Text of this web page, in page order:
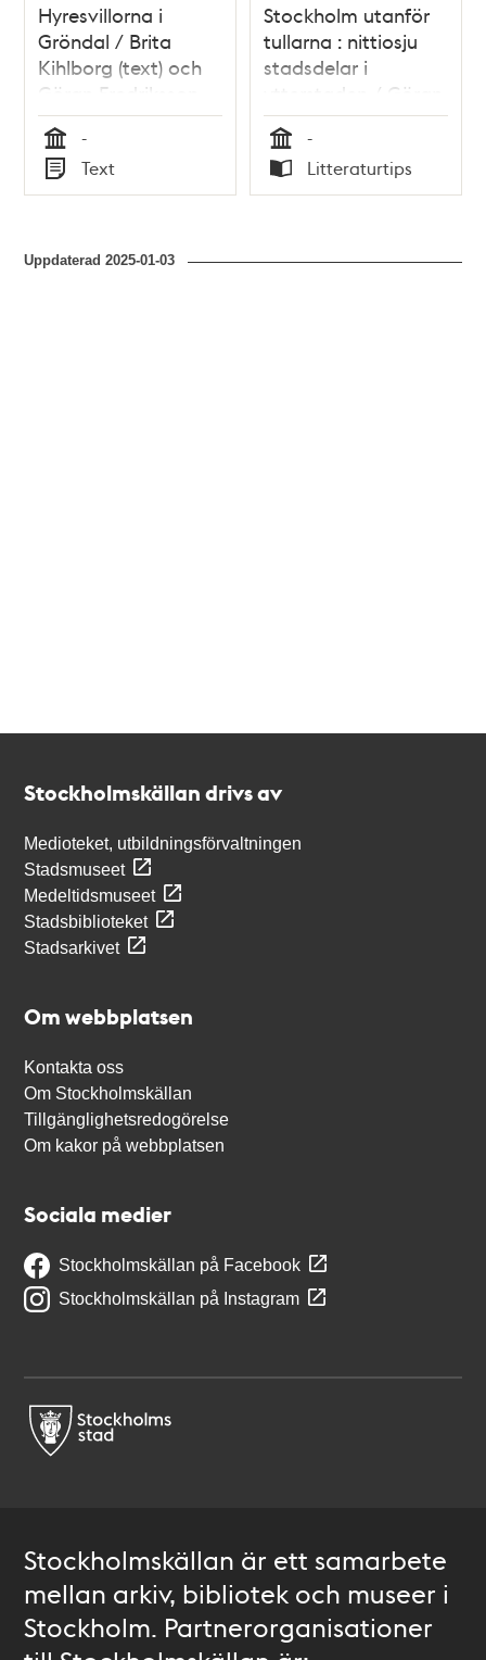
Hyresvillorna i
Gröndal / Brita
Kihlborg (text) och
Göran Fredriksson
(foto)
Tid
-
Typ
Text
Stockholm utanför
tullarna : nittiosju
stadsdelar i
ytterstaden / Göran
Söderström,
redaktör ;
författare: Siv
Bernhardsson m.fl. ;
Tid
-
Typ
Litteraturtips
Uppdaterad2025-01-03
Stockholmskällan drivs av
Medioteket, utbildningsförvaltningen
Stadsmuseet
Medeltidsmuseet
Stadsbiblioteket
Stadsarkivet
Om webbplatsen
Kontakta oss
Om Stockholmskällan
Tillgänglighetsredogörelse
Om kakor på webbplatsen
Sociala medier
Stockholmskällan på Facebook
Stockholmskällan på Instagram
Stockholmskällan är ett samarbete
mellan arkiv, bibliotek och museer i
Stockholm. Partnerorganisationer